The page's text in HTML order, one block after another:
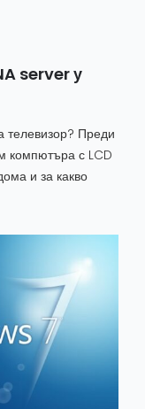
server у
Преди
компютъра с LCD
и за какво